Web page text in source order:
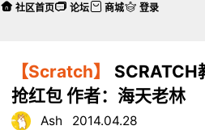
【Scratch】
抢红包 作者：海天老林
Ash 2014.04.28
社区首页 论坛 商城 登录